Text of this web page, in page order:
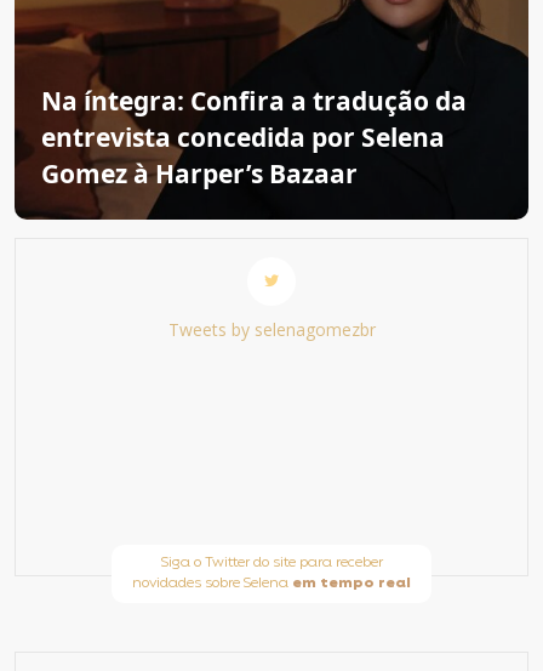
Na íntegra: Confira a tradução da
entrevista concedida por Selena
Gomez à Harper’s Bazaar
Tweets by selenagomezbr
Siga o Twitter do site para receber
novidades sobre Selena em tempo real